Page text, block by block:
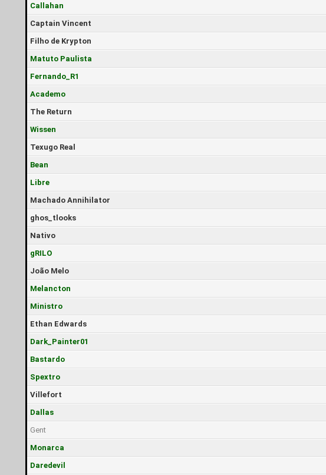
Callahan
Captain Vincent
Filho de Krypton
Matuto Paulista
Fernando_R1
Academo
The Return
Wissen
Texugo Real
Bean
Libre
Machado Annihilator
ghos_tlooks
Nativo
gRILO
João Melo
Melancton
Ministro
Ethan Edwards
Dark_Painter01
Bastardo
Spextro
Villefort
Dallas
Gent
Monarca
Daredevil